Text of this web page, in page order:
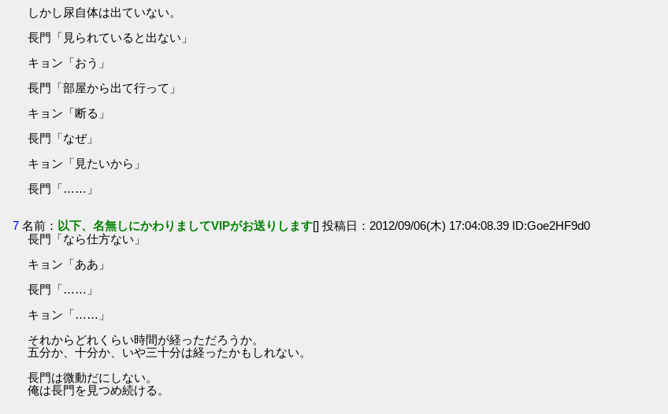
しかし尿自体は出ていない。
長門「見られていると出ない」
キョン「おう」
長門「部屋から出て行って」
キョン「断る」
長門「なぜ」
キョン「見たいから」
長門「……」
7 名前： 以下、名無しにかわりましてVIPがお送りします[] 投稿日：2012/09/06(木) 17:04:08.39 ID:Goe2HF9d0
長門「なら仕方ない」
キョン「ああ」
長門「……」
キョン「……」
それからどれくらい時間が経っただろうか。
五分か、十分か、いや三十分は経ったかもしれない。
長門は微動だにしない。
俺は長門を見つめ続ける。